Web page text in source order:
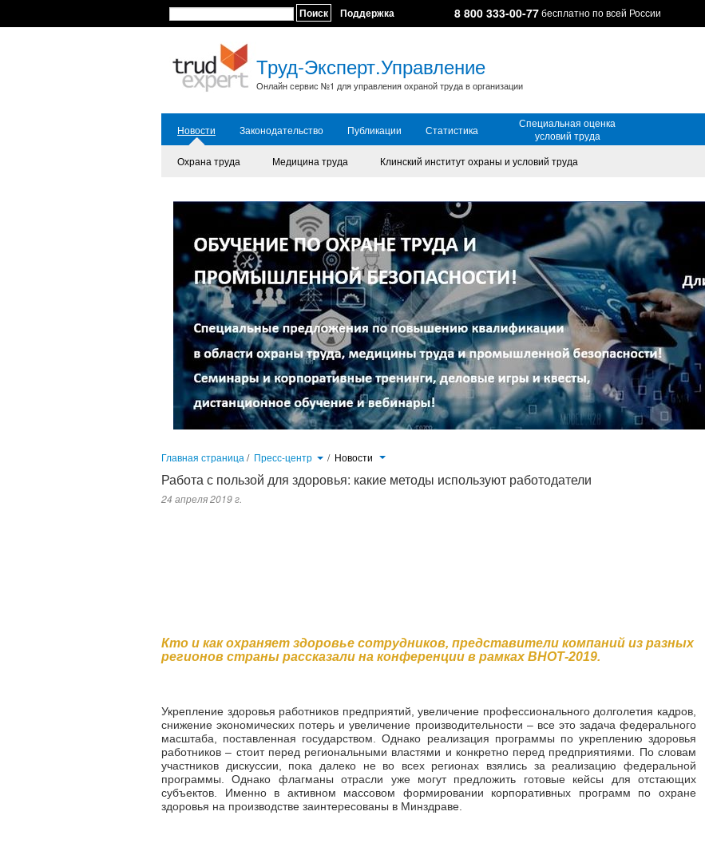
Поиск Поддержка 8 800 333-00-77бесплатно по всей России
Труд-Эксперт.Управление
Онлайн сервис №1 для управления охраной труда в организации
Новости Законодательство Публикации Статистика
Специальная оценка
условий труда
Охрана труда
Медицина труда Клинский институт охраны и условий труда
Главная страница / Пресс-центр / Новости
Работа с пользой для здоровья: какие методы используют работодатели
24 апреля 2019 г.
Кто и как охраняет здоровье сотрудников, представители компаний из разных
регионов страны рассказали на конференции в рамках ВНОТ-2019.
Укрепление здоровья работников предприятий, увеличение профессионального долголетия кадров,
снижение экономических потерь и увеличение производительности – все это задача федерального
масштаба, поставленная государством. Однако реализация программы по укреплению здоровья
работников – стоит перед региональными властями и конкретно перед предприятиями. По словам
участников дискуссии, пока далеко не во всех регионах взялись за реализацию федеральной
программы. Однако флагманы отрасли уже могут предложить готовые кейсы для отстающих
субъектов. Именно в активном массовом формировании корпоративных программ по охране
здоровья на производстве заинтересованы в Минздраве.